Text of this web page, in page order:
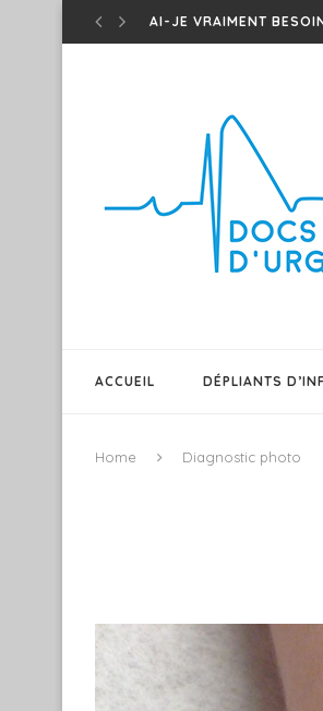
CONNAISSEZ-VOUS
TED – ONDES T DE
T.E.D – ONDES T
PATIENT GÉRIATRIQUE
SEPSIS 101 – EM
FAIRE DIFFÉREMMENT
ACCUEIL DÉPLIANTS
Home Diagnostic photo